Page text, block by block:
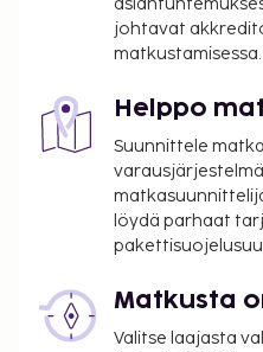
johtavat
matkustamisessa.
Helppo
Suunnittele
löydä parhaat
Matkusta
Valitse laajasta